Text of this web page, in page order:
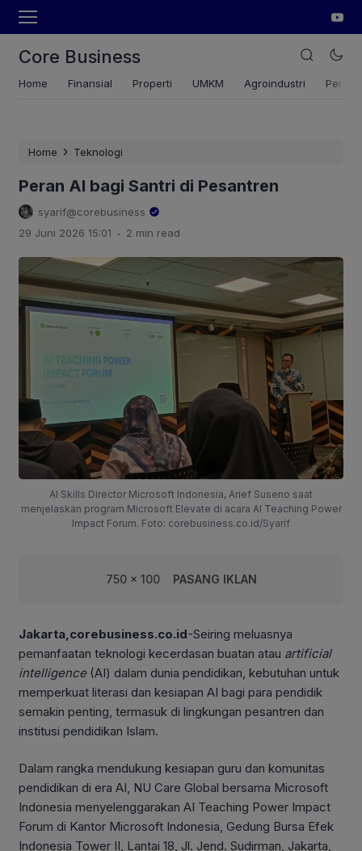
Core Business
Home Finansial Properti UMKM Agroindustri
Home › Teknologi
Peran AI bagi Santri di Pesantren
syarif@corebusiness
29 Juni 2026 15:01 . 2 min read
AI Skills Director Microsoft Indonesia, Arief Suseno saat
menjelaskan program Microsoft Elevate di acara AI Teaching Power
Impact Forum. Foto: corebusiness.co.id/Syarif
750 x 100 PASANG IKLAN
Jakarta,corebusiness.co.id-Seiring meluasnya
pemanfaatan teknologi kecerdasan buatan atau artificial
intelligence(AI) dalam dunia pendidikan, kebutuhan untuk
memperkuat literasi dan kesiapan AI bagi para pendidik
semakin penting, termasuk di lingkungan pesantren dan
institusi pendidikan Islam.
Dalam rangka mendukung kesiapan guru dan komunitas
pendidikan di era AI, NU Care Global bersama Microsoft
Indonesia menyelenggarakan AI Teaching Power Impact
Forum di Kantor Microsoft Indonesia, Gedung Bursa Efek
Indonesia Tower II, Lantai 18, Jl. Jend. Sudirman, Jakarta,